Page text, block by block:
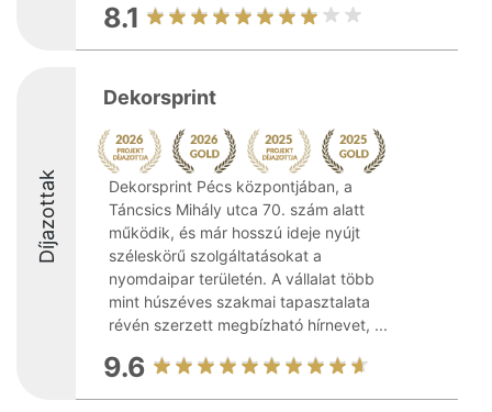
8.1
Díjazottak
Dekorsprint
Dekorsprint Pécs központjában, a
Táncsics Mihály utca 70. szám alatt
működik, és már hosszú ideje nyújt
széleskörű szolgáltatásokat a
nyomdaipar területén. A vállalat több
mint húszéves szakmai tapasztalata
révén szerzett megbízható hírnevet, ...
9.6